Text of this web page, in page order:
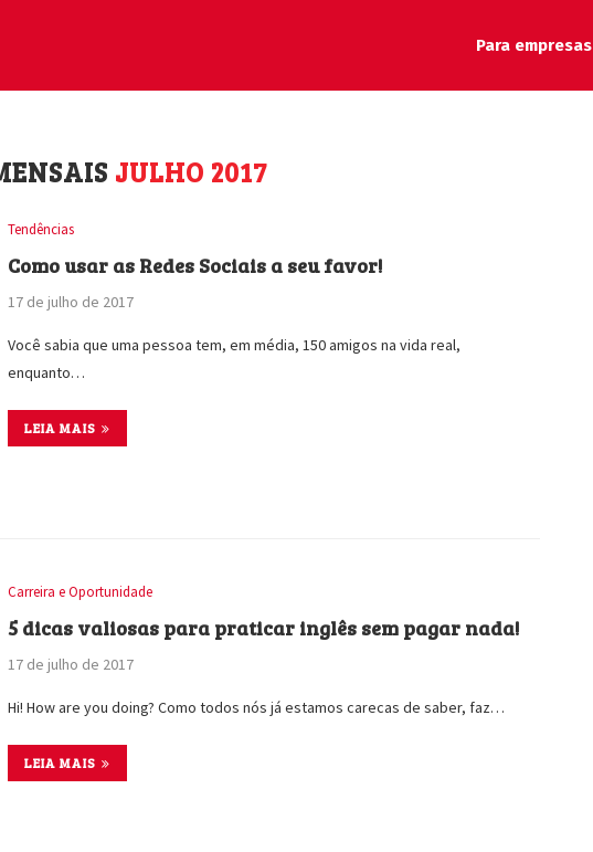
Para empresas
JULHO 2017
Tendências
Como usar as Redes Sociais a seu favor!
17 de julho de 2017
Você sabia que uma pessoa tem, em média, 150 amigos na vida real,
enquanto…
LEIA MAIS
Carreira e Oportunidade
5 dicas valiosas para praticar inglês sem pagar nada!
17 de julho de 2017
Hi! How are you doing? Como todos nós já estamos carecas de saber, faz…
LEIA MAIS